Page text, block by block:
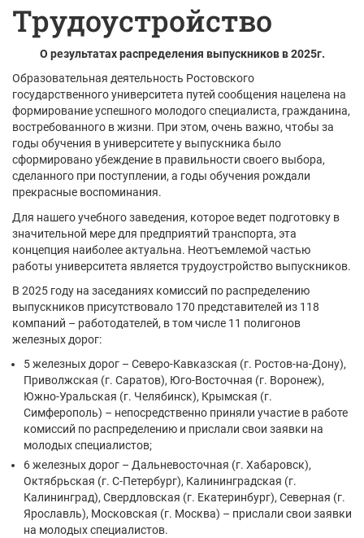
Трудоустройство
О результатах распределения выпускников в 2025г.
Образовательная деятельность Ростовского
государственного университета путей сообщения нацелена на
формирование успешного молодого специалиста, гражданина,
востребованного в жизни. При этом, очень важно, чтобы за
годы обучения в университете у выпускника было
сформировано убеждение в правильности своего выбора,
сделанного при поступлении, а годы обучения рождали
прекрасные воспоминания.
Для нашего учебного заведения, которое ведет подготовку в
значительной мере для предприятий транспорта, эта
концепция наиболее актуальна. Неотъемлемой частью
работы университета является трудоустройство выпускников.
В 2025 году на заседаниях комиссий по распределению
выпускников присутствовало 170 представителей из 118
компаний – работодателей, в том числе 11 полигонов
железных дорог:
5 железных дорог – Северо-Кавказская (г. Ростов-на-Дону),
Приволжская (г. Саратов), Юго-Восточная (г. Воронеж),
Южно-Уральская (г. Челябинск), Крымская (г.
Симферополь) – непосредственно приняли участие в работе
комиссий по распределению и прислали свои заявки на
молодых специалистов;
6 железных дорог – Дальневосточная (г. Хабаровск),
Октябрьская (г. С-Петербург), Калининградская (г.
Калининград), Свердловская (г. Екатеринбург), Северная (г.
Ярославль), Московская (г. Москва) – прислали свои заявки
на молодых специалистов.